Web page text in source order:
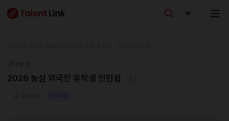
2026 농심 외국인 유학생 인턴쉽
모집마감